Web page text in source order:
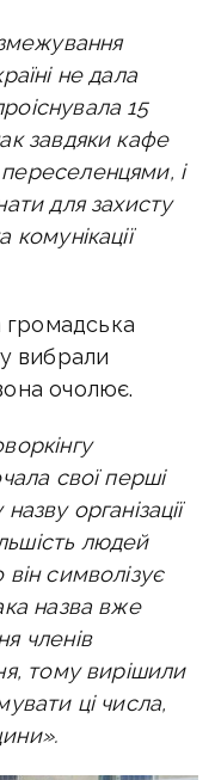
не дала
15
завдяки кафе
і
для захисту
комунікації
вибрали
очолює.
свої перші
назву організації
людей
символізує
назва вже
членів
тому вирішили
ці числа,